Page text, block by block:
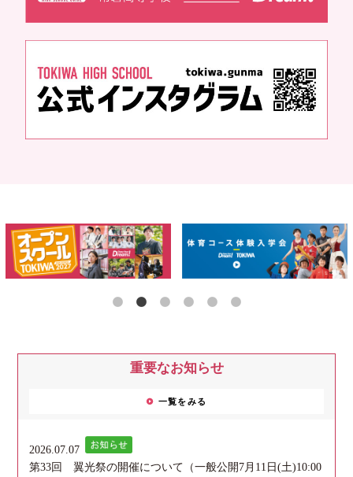
重要なお知らせ
一覧をみる
2026.07.07
第33回 翼光祭の開催について（一般公開7月11日(土)10:00